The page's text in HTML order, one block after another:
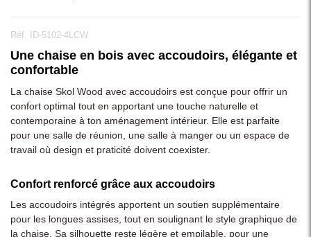
Réf. ID-5102-4LCW
Une chaise en bois avec accoudoirs, élégante et
confortable
La chaise Skol Wood avec accoudoirs est conçue pour offrir un
confort optimal tout en apportant une touche naturelle et
contemporaine à ton aménagement intérieur. Elle est parfaite
pour une salle de réunion, une salle à manger ou un espace de
travail où design et praticité doivent coexister.
Confort renforcé grâce aux accoudoirs
Les accoudoirs intégrés apportent un soutien supplémentaire
pour les longues assises, tout en soulignant le style graphique de
la chaise. Sa silhouette reste légère et empilable, pour une